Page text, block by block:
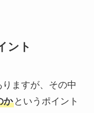
ント
ますが、その中
かというポイント